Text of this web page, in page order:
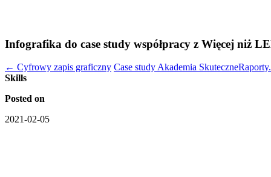
Infografika do case study współpracy z Więcej niż
← Cyfrowy zapis graficzny Case study Akademia
Skills
Posted on
2021-02-05